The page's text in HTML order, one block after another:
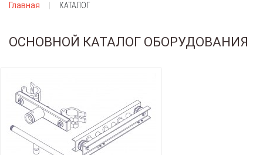
Главная КАТАЛОГ
ОСНОВНОЙ КАТАЛОГ ОБОРУДОВАНИЯ